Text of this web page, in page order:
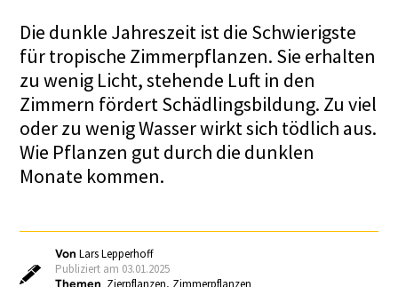
Die dunkle Jahreszeit ist die Schwierigste
für tropische Zimmerpflanzen. Sie erhalten
zu wenig Licht, stehende Luft in den
Zimmern fördert Schädlingsbildung. Zu viel
oder zu wenig Wasser wirkt sich tödlich aus.
Wie Pflanzen gut durch die dunklen
Monate kommen.
VonLars Lepperhoff
Publiziert am 03.01.2025
Themen Zierpflanzen, Zimmerpflanzen